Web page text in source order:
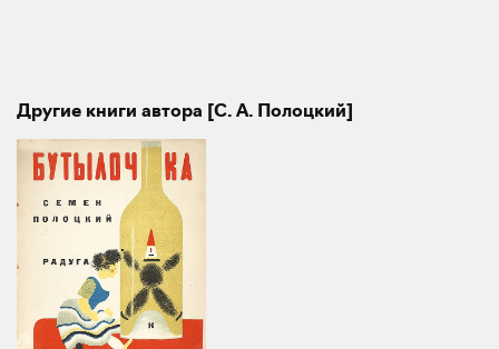
Другие книги автора [С. А. Полоцкий]